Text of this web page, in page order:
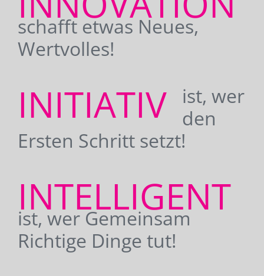
schafft etwas Neues,
Wertvolles!
INITIATIV
ist, wer
den
Ersten Schritt setzt!
INTELLIGENT
ist, wer Gemeinsam
Richtige Dinge tut!